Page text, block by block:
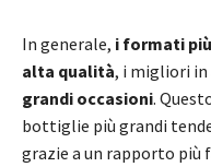
In generale, i formati
alta qualità, i migliori
grandi occasioni.
bottiglie più grandi
grazie a un rapporto più